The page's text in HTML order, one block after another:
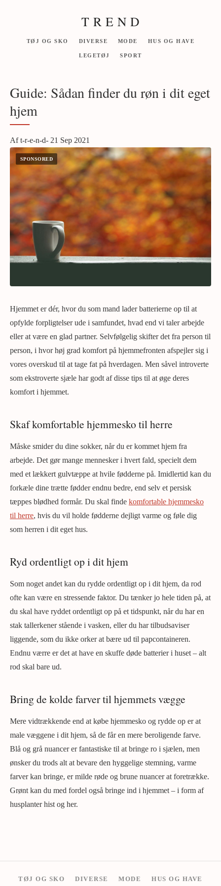
T R E N D
TØJ OG SKO DIVERSE MODE HUS OG HAVE
LEGETØJ SPORT
Guide: Sådan finder du røn i dit eget
hjem
Af t-r-e-n-d- 21 Sep 2021
Hjemmet er dér, hvor du som mand lader batterierne op til at
opfylde forpligtelser ude i samfundet, hvad end vi taler arbejde
eller at være en glad partner. Selvfølgelig skifter det fra person til
person, i hvor høj grad komfort på hjemmefronten afspejler sig i
vores overskud til at tage fat på hverdagen. Men såvel introverte
som ekstroverte sjæle har godt af disse tips til at øge deres
komfort i hjemmet.
Skaf komfortable hjemmesko til herre
Måske smider du dine sokker, når du er kommet hjem fra
arbejde. Det gør mange mennesker i hvert fald, specielt dem
med et lækkert gulvtæppe at hvile fødderne på. Imidlertid kan du
forkæle dine trætte fødder endnu bedre, end selv et persisk
tæppes blødhed formår. Du skal finde komfortable hjemmesko
til herre, hvis du vil holde fødderne dejligt varme og føle dig
som herren i dit eget hus.
Ryd ordentligt op i dit hjem
Som noget andet kan du rydde ordentligt op i dit hjem, da rod
ofte kan være en stressende faktor. Du tænker jo hele tiden på, at
du skal have ryddet ordentligt op på et tidspunkt, når du har en
stak tallerkener stående i vasken, eller du har tilbudsaviser
liggende, som du ikke orker at bære ud til papcontaineren.
Endnu værre er det at have en skuffe døde batterier i huset – alt
rod skal bare ud.
Bring de kolde farver til hjemmets vægge
Mere vidtrækkende end at købe hjemmesko og rydde op er at
male væggene i dit hjem, så de får en mere beroligende farve.
Blå og grå nuancer er fantastiske til at bringe ro i sjælen, men
ønsker du trods alt at bevare den hyggelige stemning, varme
farver kan bringe, er milde røde og brune nuancer at foretrække.
Grønt kan du med fordel også bringe ind i hjemmet – i form af
husplanter hist og her.
TØJ OG SKO DIVERSE MODE HUS OG HAVE